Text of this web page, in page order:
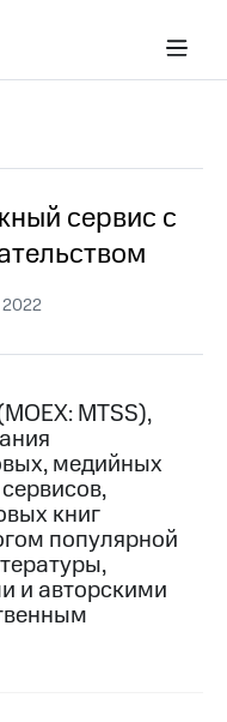
сервис с
2022
MTSS),
медийных
книг
популярной
и авторскими